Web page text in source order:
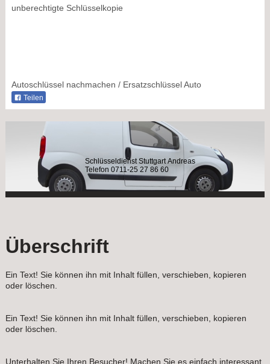
unberechtigte Schlüsselkopie
Autoschlüssel nachmachen / Ersatzschlüssel Auto
Teilen
Schlüsseldienst Stuttgart Andreas
Telefon 0711-25 27 86 60
Überschrift
Ein Text! Sie können ihn mit Inhalt füllen, verschieben, kopieren
oder löschen.
Ein Text! Sie können ihn mit Inhalt füllen, verschieben, kopieren
oder löschen.
Unterhalten Sie Ihren Besucher! Machen Sie es einfach interessant